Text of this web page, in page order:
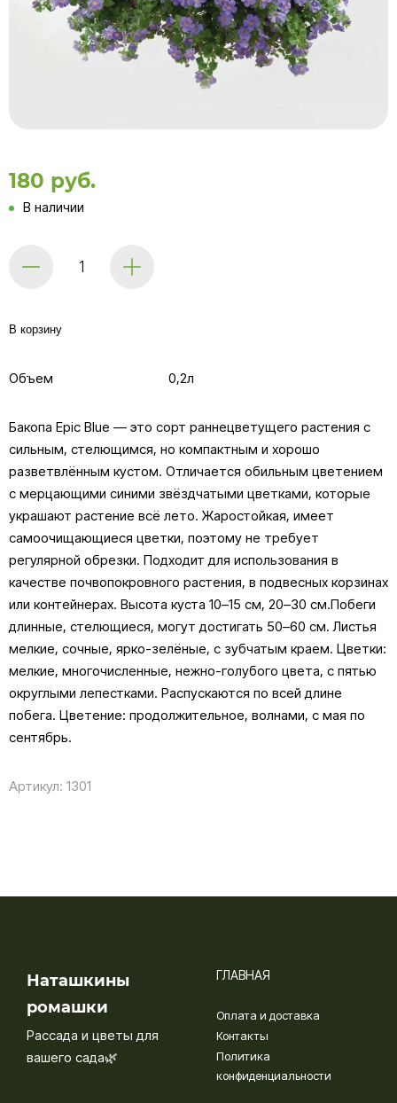
180 руб.
В наличии
В корзину
Объем 0,2л
Бакопа Epic Blue — это сорт раннецветущего растения с
сильным, стелющимся, но компактным и хорошо
разветвлённым кустом. Отличается обильным цветением
с мерцающими синими звёздчатыми цветками, которые
украшают растение всё лето. Жаростойкая, имеет
самоочищающиеся цветки, поэтому не требует
регулярной обрезки. Подходит для использования в
качестве почвопокровного растения, в подвесных корзинах
или контейнерах. Высота куста 10–15 см, 20–30 см.Побеги
длинные, стелющиеся, могут достигать 50–60 см. Листья
мелкие, сочные, ярко-зелёные, с зубчатым краем. Цветки:
мелкие, многочисленные, нежно-голубого цвета, с пятью
округлыми лепестками. Распускаются по всей длине
побега. Цветение: продолжительное, волнами, с мая по
сентябрь.
Артикул: 1301
Наташкины
ромашки
Рассада и цветы для
вашего сада🌿
ГЛАВНАЯ
Оплата и доставка
Контакты
Политика
конфиденциальности